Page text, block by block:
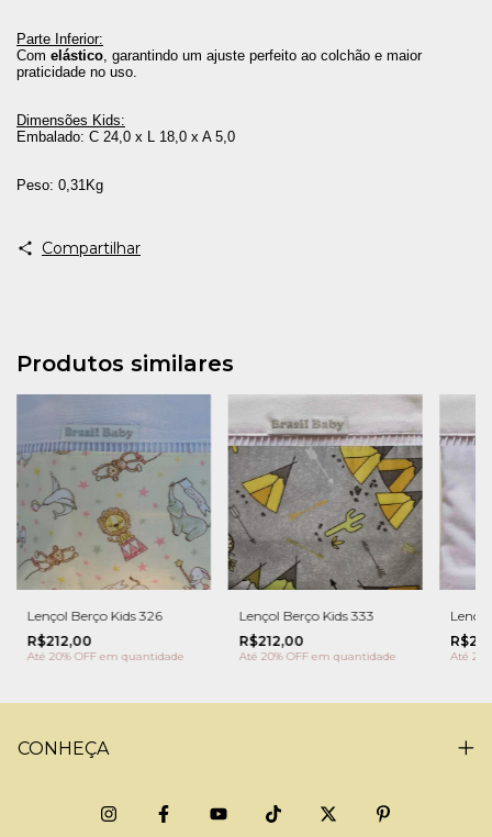
Parte Inferior:
Com elástico , garantindo um ajuste perfeito ao colchão e maior
praticidade no uso.
Dimensões Kids:
Embalado: C 24,0 x L 18,0 x A 5,0
Peso: 0,31Kg
Compartilhar
Produtos similares
Lençol Berço Kids 326
R$212,00
Até 20% OFF em quantidade
Lençol Berço Kids 333
R$212,00
Até 20% OFF em quantidade Até
CONHEÇA